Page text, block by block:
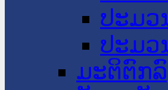
ປະມ
ປະມວ
ມະຕິຕົກລົ